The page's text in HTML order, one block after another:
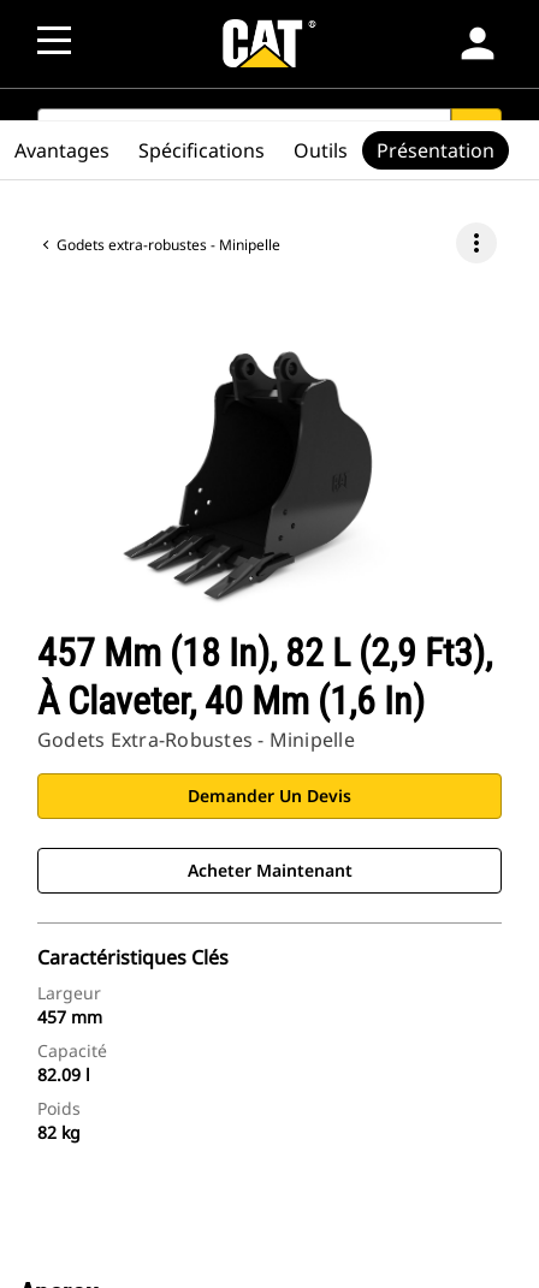
person
SEARCH search
Godets extra-robustes - Minipelle more_vert
457 Mm (18 In), 82 L (2,9 Ft3),
À Claveter, 40 Mm (1,6 In)
Godets Extra-Robustes - Minipelle
Demander Un Devis
Acheter Maintenant
Caractéristiques Clés
Largeur
457 mm
Capacité
82.09 l
Poids
82 kg
Avantages Spécifications Outils Présentation